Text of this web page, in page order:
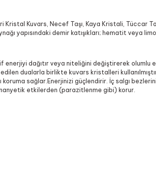
Kuvars, Necef Taşı, Kaya Kristali, Tüccar
yapısındaki demir katışıkları; hematit veya
dağıtır veya niteliğini değiştirerek olumlu
dualarla birlikte kuvars kristalleri
koruma sağlar.Enerjinizi güçlendirir. İç salgı
etkilerden (parazitlenme gibi) korur.